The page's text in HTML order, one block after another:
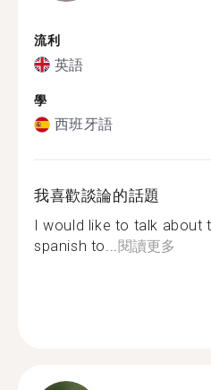
流利
英語
學
西班牙語
我喜歡談論的話題
I would like to talk about
spanish to...閱讀更多